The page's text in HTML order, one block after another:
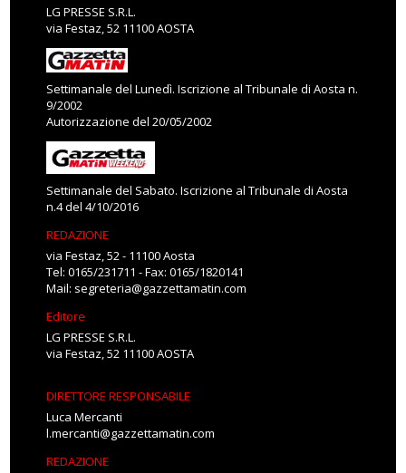
LG PRESSE S.R.L.
via Festaz, 52 11100 AOSTA
Settimanale del Lunedì. Iscrizione al Tribunale di Aosta n.
9/2002
Autorizzazione del 20/05/2002
Settimanale del Sabato. Iscrizione al Tribunale di Aosta
n.4 del 4/10/2016
REDAZIONE
via Festaz, 52 - 11100 Aosta
Tel: 0165/231711 - Fax: 0165/1820141
Mail: segreteria@gazzettamatin.com
Editore
LG PRESSE S.R.L.
via Festaz, 52 11100 AOSTA
DIRETTORE RESPONSABILE
Luca Mercanti
l.mercanti@gazzettamatin.com
REDAZIONE